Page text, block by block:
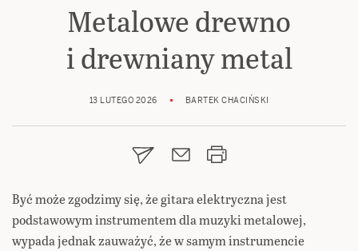
Metalowe drewno
i drewniany metal
13 LUTEGO 2026 BARTEK CHACIŃSKI
Być może zgodzimy się, że gitara elektryczna jest
podstawowym instrumentem dla muzyki metalowej,
wypada jednak zauważyć, że w samym instrumencie